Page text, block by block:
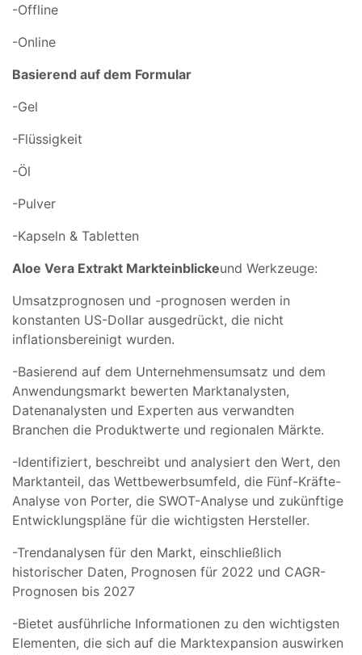
-Offline
-Online
Basierend auf dem Formular
-Gel
-Flüssigkeit
-Öl
-Pulver
-Kapseln & Tabletten
Aloe Vera Extrakt Markteinblickeund Werkzeuge:
Umsatzprognosen und -prognosen werden in
konstanten US-Dollar ausgedrückt, die nicht
inflationsbereinigt wurden.
-Basierend auf dem Unternehmensumsatz und dem
Anwendungsmarkt bewerten Marktanalysten,
Datenanalysten und Experten aus verwandten
Branchen die Produktwerte und regionalen Märkte.
-Identifiziert, beschreibt und analysiert den Wert, den
Marktanteil, das Wettbewerbsumfeld, die Fünf-Kräfte-
Analyse von Porter, die SWOT-Analyse und zukünftige
Entwicklungspläne für die wichtigsten Hersteller.
-Trendanalysen für den Markt, einschließlich
historischer Daten, Prognosen für 2022 und CAGR-
Prognosen bis 2027
-Bietet ausführliche Informationen zu den wichtigsten
Elementen, die sich auf die Marktexpansion auswirken